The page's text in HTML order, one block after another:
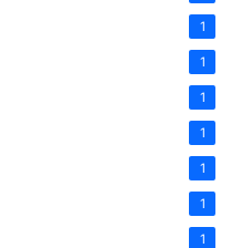
1
1
1
1
1
1
1